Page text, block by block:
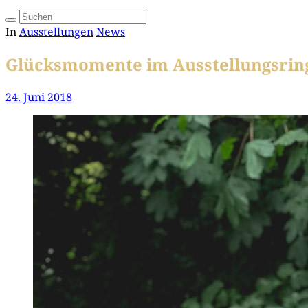
InAusstellungenNews
Glücksmomente im
24. Juni 2018